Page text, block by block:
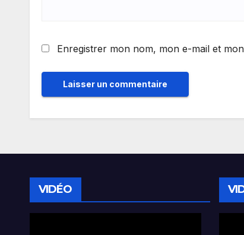
Enregistrer mon nom, mon e-mail et
VIDÉO